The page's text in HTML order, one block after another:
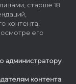
старше 18
контента,
его
администратору
контента